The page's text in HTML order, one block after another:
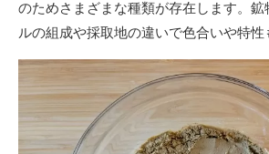
のためさまざまな種類が存在します。鉱
ルの組成や採取地の違いで色合いや特性